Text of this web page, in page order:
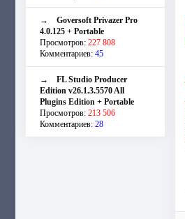
→ Goversoft Privazer Pro
4.0.125 + Portable
Просмотров: 227 808
Комментариев: 45
→ FL Studio Producer
Edition v26.1.3.5570 All
Plugins Edition + Portable
Просмотров: 213 506
Комментариев: 28